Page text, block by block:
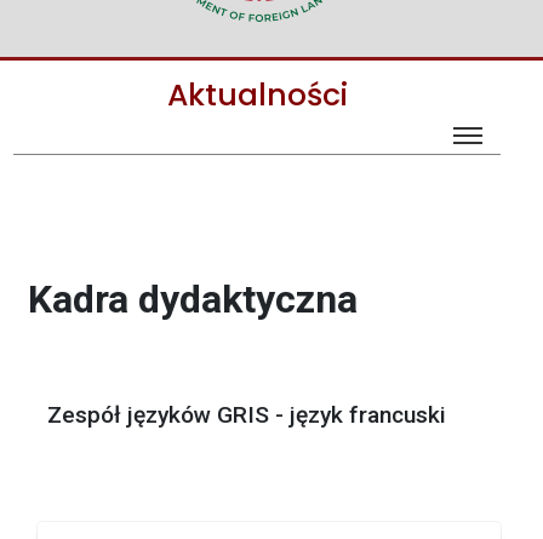
Aktualności
Kadra dydaktyczna
Zespół języków GRIS - język francuski